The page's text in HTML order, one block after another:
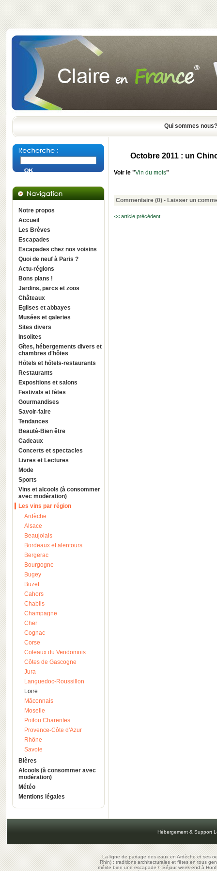
Qui sommes nous?
Notre propos
Accueil
Les Brèves
Escapades
Escapades chez nos voisins
Quoi de neuf à Paris ?
Actu-régions
Bons plans !
Jardins, parcs et zoos
Châteaux
Eglises et abbayes
Musées et galeries
Sites divers
Insolites
Gîtes, hébergements divers et
chambres d'hôtes
Hôtels et hôtels-restaurants
Restaurants
Expositions et salons
Festivals et fêtes
Gourmandises
Savoir-faire
Tendances
Beauté-Bien être
Cadeaux
Concerts et spectacles
Livres et Lectures
Mode
Sports
Vins et alcools (à consommer
avec modération)
Les vins par région
Ardèche
Alsace
Beaujolais
Bordeaux et alentours
Bergerac
Bourgogne
Bugey
Buzet
Cahors
Chablis
Champagne
Cher
Cognac
Corse
Coteaux du Vendomois
Côtes de Gascogne
Jura
Languedoc-Roussillon
Loire
Mâconnais
Moselle
Poitou Charentes
Provence-Côte d'Azur
Rhône
Savoie
Bières
Alcools (à consommer avec
modération)
Météo
Mentions légales
Octobre 2011 : un
Voir le "Vin du mois"
Commentaire (0) - Laisser un
<< article précédent
Hébergement & Support
La ligne de partage des eaux en Ardèche et ses
Rhin) : traditions architecturales et fêtes en tous
mérite bien une escapade/Séjour week-end à